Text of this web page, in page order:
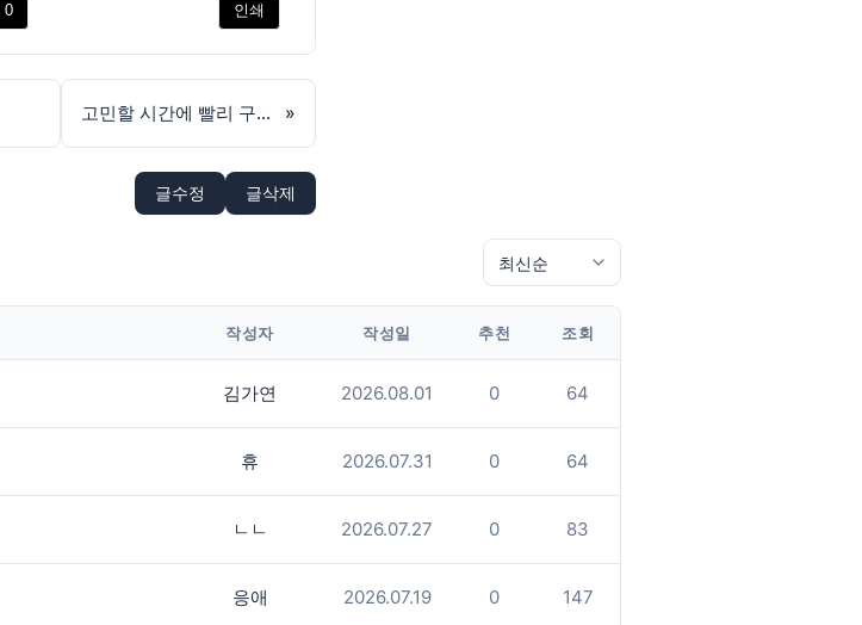
0 인쇄
고민할 시간에 빨리 구입해서 드세요 »
글수정 글삭제
작성자 작성일 추천 조회
김가연 2026.08.01 0 64
휴 2026.07.31 0 64
ㄴㄴ 2026.07.27 0 83
응애 2026.07.19 0 147